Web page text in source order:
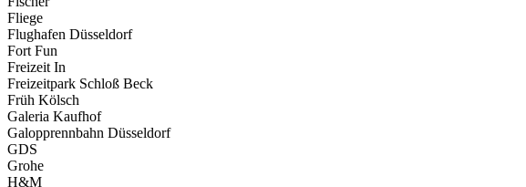
Fliege
Flughafen Düsseldorf
Fort Fun
Freizeit In
Freizeitpark Schloß Beck
Früh Kölsch
Galeria Kaufhof
Galopprennbahn Düsseldorf
GDS
Grohe
H&M